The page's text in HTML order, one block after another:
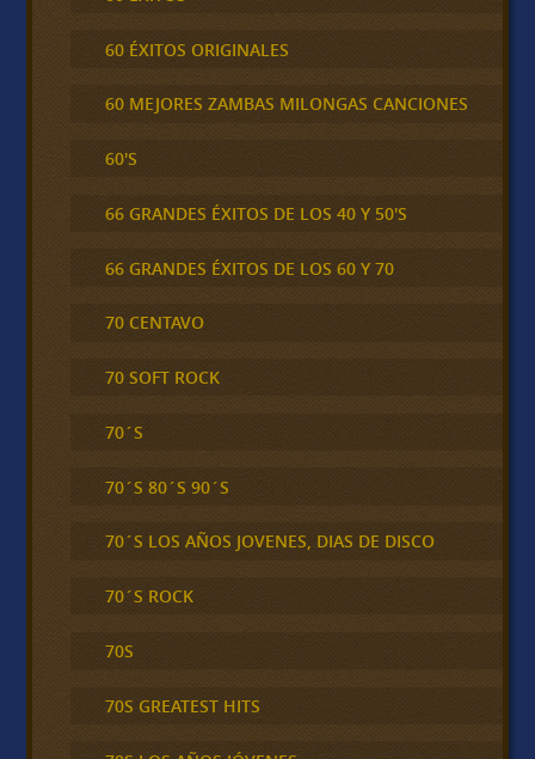
60 ÉXITOS ORIGINALES
60 MEJORES ZAMBAS MILONGAS CANCIONES
60'S
66 GRANDES ÉXITOS DE LOS 40 Y 50'S
66 GRANDES ÉXITOS DE LOS 60 Y 70
70 CENTAVO
70 SOFT ROCK
70´S
70´S 80´S 90´S
70´S LOS AÑOS JOVENES, DIAS DE DISCO
70´S ROCK
70S
70S GREATEST HITS